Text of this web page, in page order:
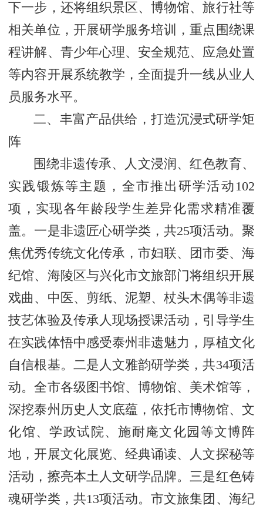
下一步，还将组织景区、博物馆、旅行社等
相关单位，开展研学服务培训，重点围绕课
程讲解、青少年心理、安全规范、应急处置
等内容开展系统教学，全面提升一线从业人
员服务水平。
二、丰富产品供给，打造沉浸式研学矩
阵
围绕非遗传承、人文浸润、红色教育、
实践锻炼等主题，全市推出研学活动102
项，实现各年龄段学生差异化需求精准覆
盖。一是非遗匠心研学类，共25项活动。聚
焦优秀传统文化传承，市妇联、团市委、海
纪馆、海陵区与兴化市文旅部门将组织开展
戏曲、中医、剪纸、泥塑、杖头木偶等非遗
技艺体验及传承人现场授课活动，引导学生
在实践体悟中感受泰州非遗魅力，厚植文化
自信根基。二是人文雅韵研学类，共34项活
动。全市各级图书馆、博物馆、美术馆等，
深挖泰州历史人文底蕴，依托市博物馆、文
化馆、学政试院、施耐庵文化园等文博阵
地，开展文化展览、经典诵读、人文探秘等
活动，擦亮本土人文研学品牌。三是红色铸
魂研学类，共13项活动。市文旅集团、海纪